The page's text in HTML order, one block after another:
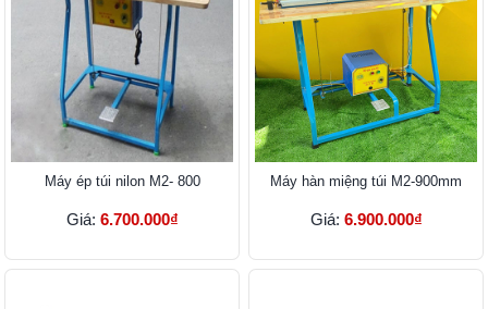
Máy ép túi nilon M2- 800
Giá: 6.700.000₫
Máy hàn miệng túi M2-900mm
Giá: 6.900.000₫